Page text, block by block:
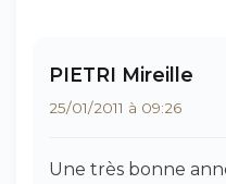
PIETRI Mireille
25/01/2011 à 09:26
Une très bonne